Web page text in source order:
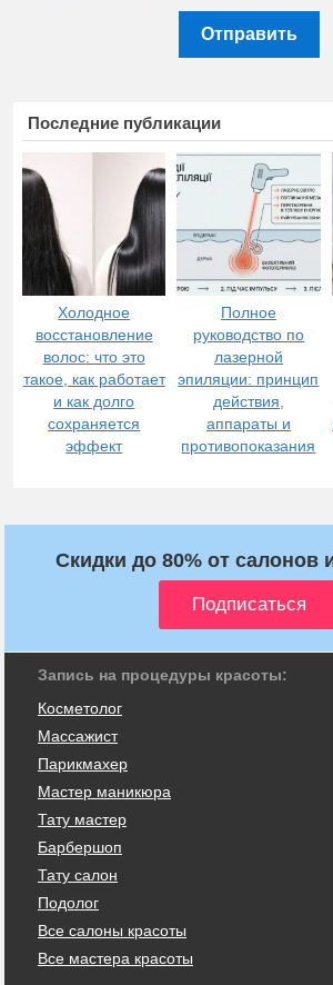
Отправить
Последние публикации
Холодное
восстановление
волос: что это
такое, как работает
и как долго
сохраняется
эффект
Полное
руководство по
лазерной
эпиляции: принцип
действия,
аппараты и
противопоказания
Скидки до 80% от салонов
Запись на процедуры красоты:
Косметолог
Массажист
Парикмахер
Мастер маникюра
Тату мастер
Барбершоп
Тату салон
Подолог
Все салоны красоты
Все мастера красоты